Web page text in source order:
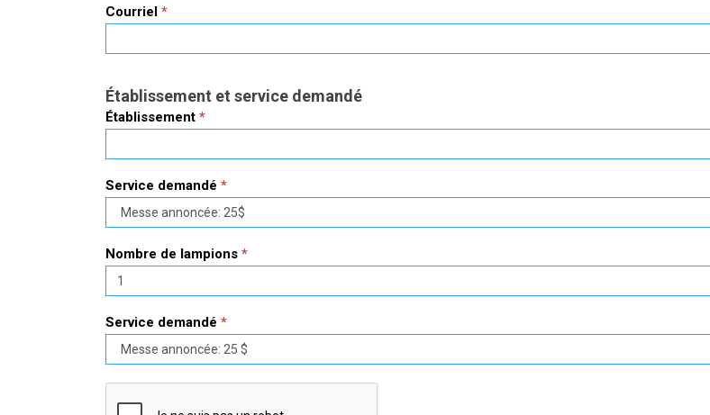
Courriel *
Établissement et service demandé
Établissement *
Service demandé *
Nombre de lampions *
Service demandé *